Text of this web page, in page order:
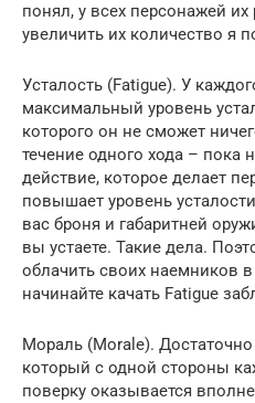
понял, у всех персонажей
увеличить их количество я
Усталость (Fatigue). У
максимальный уровень
которого он не сможет
течение одного хода – пока
действие, которое делает
повышает уровень
вас броня и габаритней
вы устаете. Такие дела.
облачить своих наемников
начинайте качать Fatigue
Мораль (Morale).
который с одной стороны
поверку оказывается